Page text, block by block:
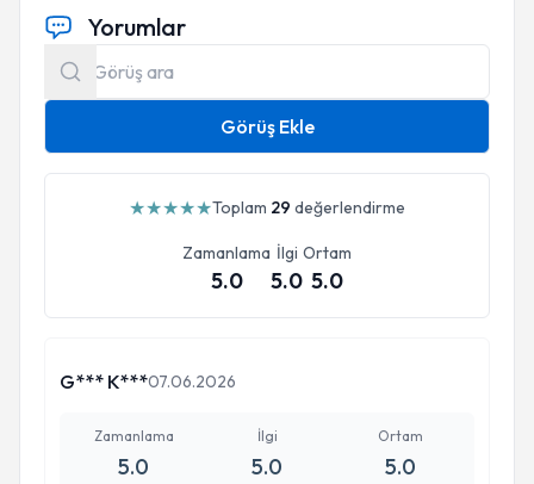
Yorumlar
Görüş Ekle
★★★★★Toplam 29 değerlendirme
Zamanlama
5.0
İlgi
5.0
Ortam
5.0
G*** K***07.06.2026
Zamanlama
5.0
İlgi
5.0
Ortam
5.0